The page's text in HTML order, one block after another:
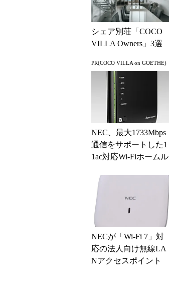
シェア別荘「COCO
VILLA Owners」3選
PR(COCO VILLA on GOETHE)
NEC、最大1733Mbps
通信をサポートした1
1ac対応Wi-Fiホームル
22...
NECが「Wi-Fi 7」対
応の法人向け無線LA
Nアクセスポイント